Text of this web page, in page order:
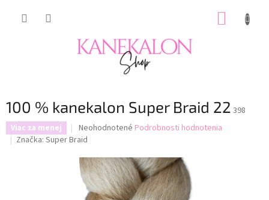
100 % kanekalon Super Braid 22 398
Viac za menej
Priemerné
hodnotenie
je
0,0
Neohodnotené Podrobnosti hodnotenia
Značka: Super Braid